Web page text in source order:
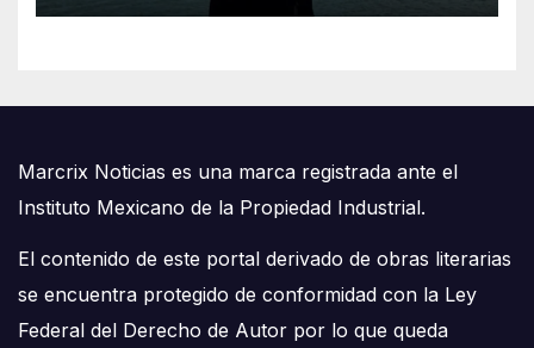
Marcrix Noticias es una marca registrada ante el
Instituto Mexicano de la Propiedad Industrial.
El contenido de este portal derivado de obras literarias
se encuentra protegido de conformidad con la Ley
Federal del Derecho de Autor por lo que queda